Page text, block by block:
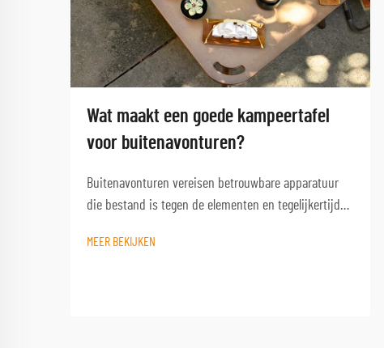
Wat maakt een goede kampeertafel
voor buitenavonturen?
Buitenavonturen vereisen betrouwbare apparatuur
die bestand is tegen de elementen en tegelijkertijd
hebt. Een kwalitatieve campinglest vormt de
MEER BEKIJKEN